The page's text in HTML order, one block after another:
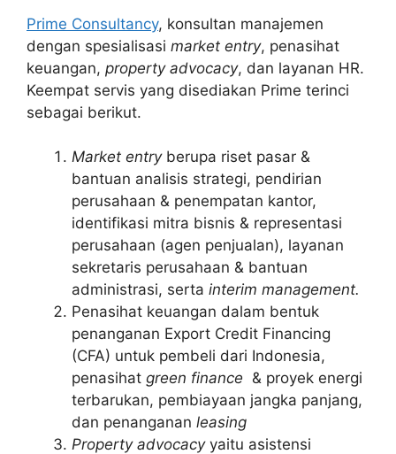
Prime Consultancy, konsultan manajemen
dengan spesialisasi market entry, penasihat
keuangan, property advocacy, dan layanan HR.
Keempat servis yang disediakan Prime terinci
sebagai berikut.
Market entry berupa riset pasar &
bantuan analisis strategi, pendirian
perusahaan & penempatan kantor,
identifikasi mitra bisnis & representasi
perusahaan (agen penjualan), layanan
sekretaris perusahaan & bantuan
administrasi, serta interim management.
Penasihat keuangan dalam bentuk
penanganan Export Credit Financing
(CFA) untuk pembeli dari Indonesia,
penasihat green finance & proyek energi
terbarukan, pembiayaan jangka panjang,
dan penanganan leasing
Property advocacy yaitu asistensi